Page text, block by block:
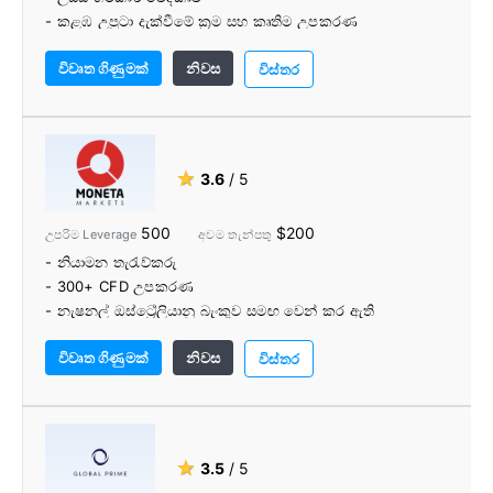
- කළඹ උපුටා දැක්වීමේ ක්‍රම සහ කෘතිම උපකරණ
විවෘත ගිණුමක්
නිවස විස්තර
★ 3.6 / 5
උපරිම Leverage 500 අවම තැන්පතු $200
- නියාමන තැරැව්කරු
- 300+ CFD උපකරණ
- නැෂනල් ඔස්ට්‍රේලියානු බැංකුව සමඟ වෙන් කර ඇති
- සම්පූර්ණ සහ පරිශීලක-හිතකාමී Moneta Markets වෙබ් සහ
- වෙළඳපල හැඟීම් සහ වෙළඳපල buzz ඇතුළු සුවිශේෂී වෙළඳ
- අධ්යාපනික ද්රව්යවල විවිධත්වය
- කොමිස් නිදහස් වෙළඳාම
විවෘත ගිණුමක් නිවස විස්තර
★ 3.5 / 5